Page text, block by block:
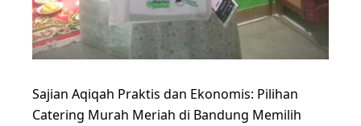
Sajian Aqiqah Praktis dan Ekonomis: Pilihan
Catering Murah Meriah di Bandung Memilih